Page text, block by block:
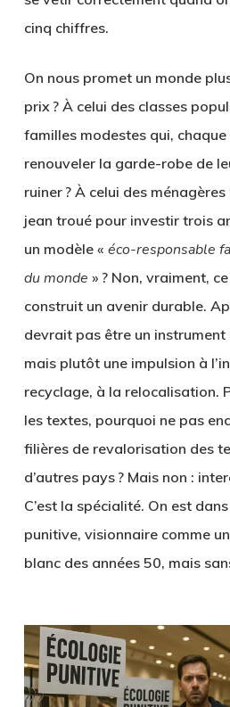
cinq chiffres.
On nous promet un monde
prix ? À celui des classes
familles modestes qui,
renouveler la garde-robe de
ruiner ? À celui des
jean troué pour investir trois
un modèle « éco-responsable
du monde » ? Non, vraiment,
construit un avenir durable.
devrait pas être un
mais plutôt une impulsion à
recyclage, à la relocalisation.
les textes, pourquoi ne pas
filières de revalorisation des
d’autres pays ? Mais non :
C’est la spécialité. On est
punitive, visionnaire comme
blanc des années 50, mais